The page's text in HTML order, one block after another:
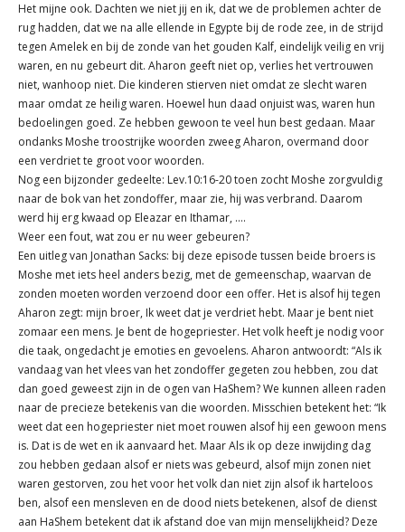
Het mijne ook. Dachten we niet jij en ik, dat we de problemen achter de
rug hadden, dat we na alle ellende in Egypte bij de rode zee, in de strijd
tegen Amelek en bij de zonde van het gouden Kalf, eindelijk veilig en vrij
waren, en nu gebeurt dit. Aharon geeft niet op, verlies het vertrouwen
niet, wanhoop niet. Die kinderen stierven niet omdat ze slecht waren
maar omdat ze heilig waren. Hoewel hun daad onjuist was, waren hun
bedoelingen goed. Ze hebben gewoon te veel hun best gedaan. Maar
ondanks Moshe troostrijke woorden zweeg Aharon, overmand door
een verdriet te groot voor woorden.
Nog een bijzonder gedeelte: Lev.10:16-20 toen zocht Moshe zorgvuldig
naar de bok van het zondoffer, maar zie, hij was verbrand. Daarom
werd hij erg kwaad op Eleazar en Ithamar, ….
Weer een fout, wat zou er nu weer gebeuren?
Een uitleg van Jonathan Sacks: bij deze episode tussen beide broers is
Moshe met iets heel anders bezig, met de gemeenschap, waarvan de
zonden moeten worden verzoend door een offer. Het is alsof hij tegen
Aharon zegt: mijn broer, Ik weet dat je verdriet hebt. Maar je bent niet
zomaar een mens. Je bent de hogepriester. Het volk heeft je nodig voor
die taak, ongedacht je emoties en gevoelens. Aharon antwoordt: “Als ik
vandaag van het vlees van het zondoffer gegeten zou hebben, zou dat
dan goed geweest zijn in de ogen van HaShem? We kunnen alleen raden
naar de precieze betekenis van die woorden. Misschien betekent het: “Ik
weet dat een hogepriester niet moet rouwen alsof hij een gewoon mens
is. Dat is de wet en ik aanvaard het. Maar Als ik op deze inwijding dag
zou hebben gedaan alsof er niets was gebeurd, alsof mijn zonen niet
waren gestorven, zou het voor het volk dan niet zijn alsof ik harteloos
ben, alsof een mensleven en de dood niets betekenen, alsof de dienst
aan HaShem betekent dat ik afstand doe van mijn menselijkheid? Deze